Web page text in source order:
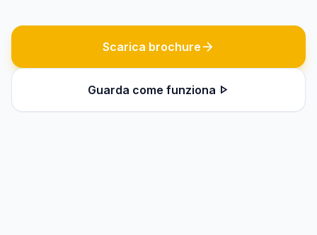
Scarica brochure arrow_forward
Guarda come funziona play_arrow